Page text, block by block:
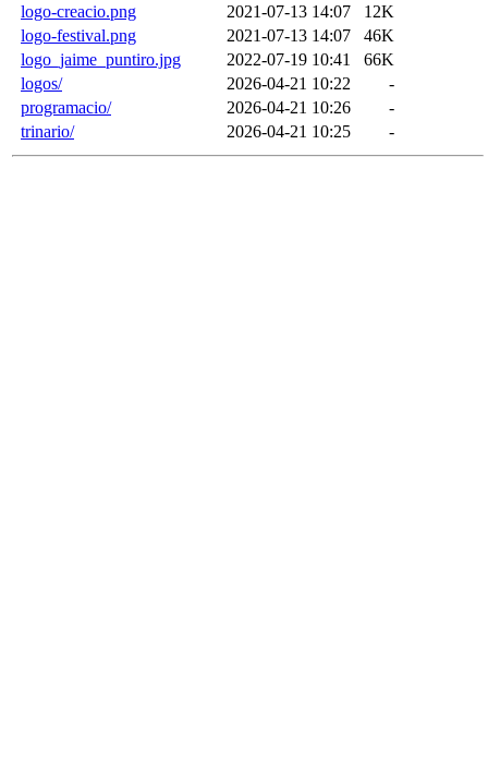
logo-creacio.png
2021-07-13 14:07
12K
logo-festival.png
2021-07-13 14:07
46K
logo_jaime_puntiro.jpg
2022-07-19 10:41
66K
logos/
2026-04-21 10:22
-
programacio/
2026-04-21 10:26
-
trinario/
2026-04-21 10:25 -